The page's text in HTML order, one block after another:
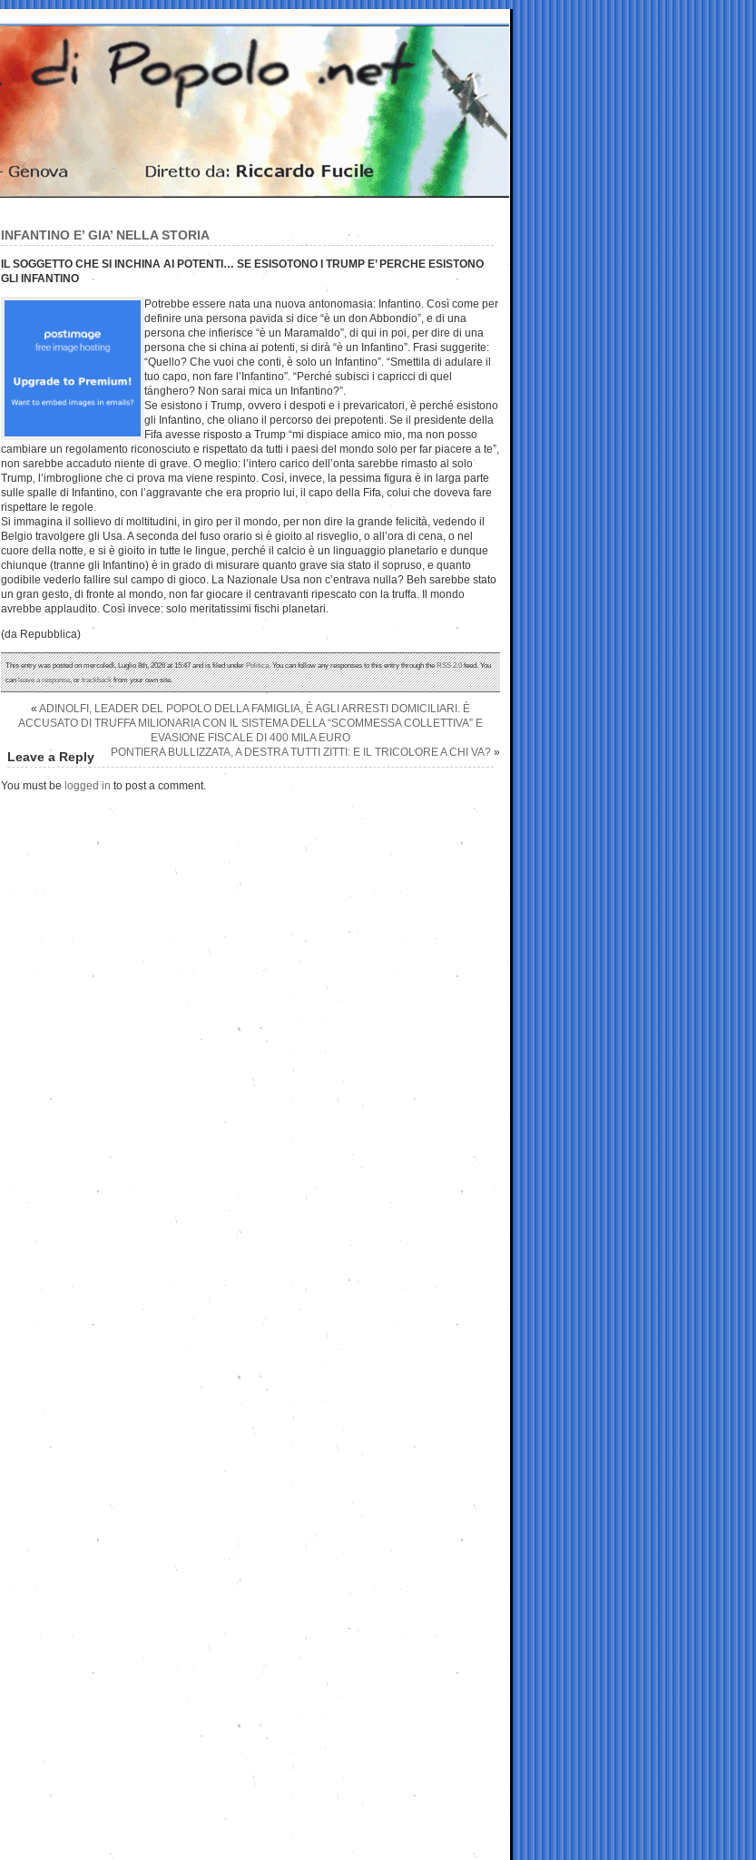
INFANTINO E’ GIA’ NELLA STORIA
IL SOGGETTO CHE SI INCHINA AI POTENTI… SE ESISOTONO I TRUMP E’ PERCHE ESISTONO
GLI INFANTINO
Potrebbe essere nata una nuova antonomasia: Infantino. Così come per
definire una persona pavida si dice “è un don Abbondio”, e di una
persona che infierisce “è un Maramaldo”, di qui in poi, per dire di una
persona che si china ai potenti, si dirà “è un Infantino”. Frasi suggerite:
“Quello? Che vuoi che conti, è solo un Infantino”. “Smettila di adulare il
tuo capo, non fare l’Infantino”. “Perché subisci i capricci di quel
tánghero? Non sarai mica un Infantino?”.
Se esistono i Trump, ovvero i despoti e i prevaricatori, è perché esistono
gli Infantino, che oliano il percorso dei prepotenti. Se il presidente della
Fifa avesse risposto a Trump “mi dispiace amico mio, ma non posso
cambiare un regolamento riconosciuto e rispettato da tutti i paesi del mondo solo per far piacere a te”,
non sarebbe accaduto niente di grave. O meglio: l’intero carico dell’onta sarebbe rimasto al solo
Trump, l’imbroglione che ci prova ma viene respinto. Così, invece, la pessima figura è in larga parte
sulle spalle di Infantino, con l’aggravante che era proprio lui, il capo della Fifa, colui che doveva fare
rispettare le regole.
Si immagina il sollievo di moltitudini, in giro per il mondo, per non dire la grande felicità, vedendo il
Belgio travolgere gli Usa. A seconda del fuso orario si è gioito al risveglio, o all’ora di cena, o nel
cuore della notte, e si è gioito in tutte le lingue, perché il calcio è un linguaggio planetario e dunque
chiunque (tranne gli Infantino) è in grado di misurare quanto grave sia stato il sopruso, e quanto
godibile vederlo fallire sul campo di gioco. La Nazionale Usa non c’entrava nulla? Beh sarebbe stato
un gran gesto, di fronte al mondo, non far giocare il centravanti ripescato con la truffa. Il mondo
avrebbe applaudito. Così invece: solo meritatissimi fischi planetari.
(da Repubblica)
This entry was posted on mercoledì, Luglio 8th, 2026 at 15:47 and is filed underPolitica. You can follow any responses to this entry through theRSS 2.0feed. You
canleave a response, ortrackbackfrom your own site.
« ADINOLFI, LEADER DEL POPOLO DELLA FAMIGLIA, È AGLI ARRESTI DOMICILIARI. È
ACCUSATO DI TRUFFA MILIONARIA CON IL SISTEMA DELLA “SCOMMESSA COLLETTIVA” E
EVASIONE FISCALE DI 400 MILA EURO
PONTIERA BULLIZZATA, A DESTRA TUTTI ZITTI: E IL TRICOLORE A CHI VA? »
Leave a Reply
You must be logged in to post a comment.